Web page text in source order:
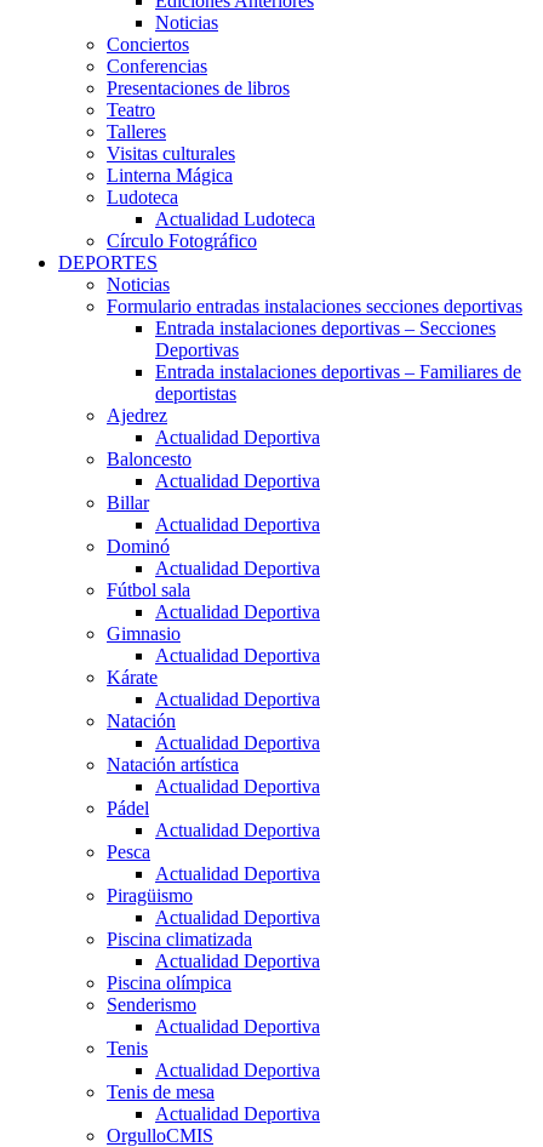
Noticias
Conciertos
Conferencias
Presentaciones de libros
Teatro
Talleres
Visitas culturales
Linterna Mágica
Ludoteca
Actualidad Ludoteca
Círculo Fotográfico
DEPORTES
Noticias
Formulario entradas instalaciones secciones deportivas
Entrada instalaciones deportivas – Secciones
Deportivas
Entrada instalaciones deportivas – Familiares de
deportistas
Ajedrez
Actualidad Deportiva
Baloncesto
Actualidad Deportiva
Billar
Actualidad Deportiva
Dominó
Actualidad Deportiva
Fútbol sala
Actualidad Deportiva
Gimnasio
Actualidad Deportiva
Kárate
Actualidad Deportiva
Natación
Actualidad Deportiva
Natación artística
Actualidad Deportiva
Pádel
Actualidad Deportiva
Pesca
Actualidad Deportiva
Piragüismo
Actualidad Deportiva
Piscina climatizada
Actualidad Deportiva
Piscina olímpica
Senderismo
Actualidad Deportiva
Tenis
Actualidad Deportiva
Tenis de mesa
Actualidad Deportiva
OrgulloCMIS